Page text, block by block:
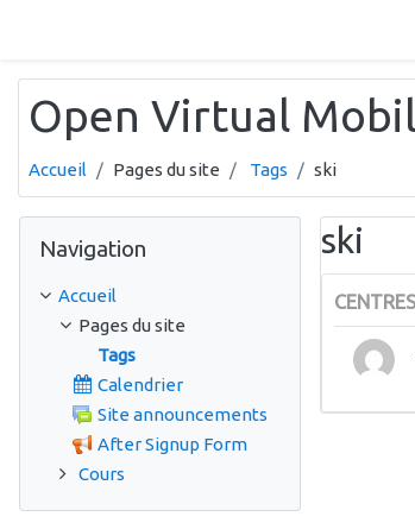
Open Virtual
Accueil Pages du site Tags ski
ski
Navigation
Accueil
Pages du site
Tags
Calendrier
Site announcements
After Signup Form
Cours